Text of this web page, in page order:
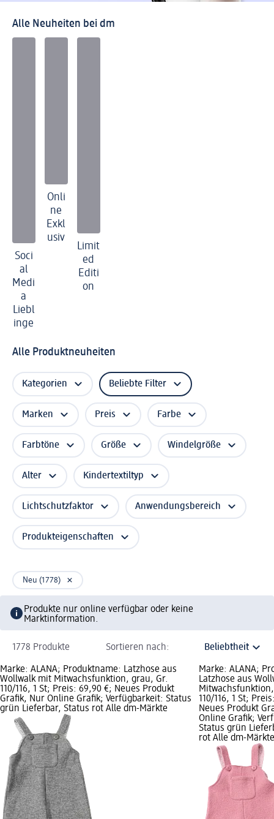
Alle Neuheiten bei dm
Soci
al
Medi
a
Liebl
inge
Onli
ne
Exkl
usiv
Limit
ed
Editi
on
Alle Produktneuheiten
Kategorien Beliebte Filter
Marken Preis Farbe
Farbtöne Größe Windelgröße
Alter Kindertextiltyp
Lichtschutzfaktor Anwendungsbereich
Produkteigenschaften
Neu (1778)
Produkte nur online verfügbar oder keine
Marktinformation.
1778 Produkte Sortieren nach:
Marke: ALANA; Produktname: Latzhose aus
Wollwalk mit Mitwachsfunktion, grau, Gr.
110/116, 1 St; Preis: 69,90 €; Neues Produkt
Grafik, Nur Online Grafik; Verfügbarkeit: Status
grün Lieferbar, Status rot Alle dm-Märkte
Marke: ALANA;
Latzhose aus
110/116, 1 St;
Neues Produkt
Online Grafik;
Status grün
rot Alle dm-Märkte